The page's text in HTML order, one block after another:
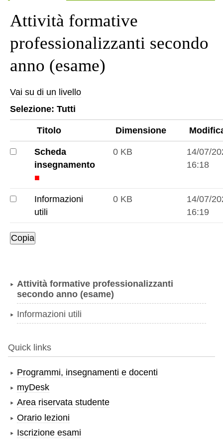
Attività formative
professionalizzanti secondo
anno (esame)
Vai su di un livello
Selezione:Tutti
Titolo Dimensione
Scheda
insegnamento
Scheda
insegnamento
■
0 KB
14/07/
16:18
Informazioni
utili
Informazioni
utili
0 KB
14/07/
16:19
Attività formative professionalizzanti
secondo anno (esame)
Informazioni utili
Quick links
Programmi, insegnamenti e docenti
myDesk
Area riservata studente
Orario lezioni
Iscrizione esami